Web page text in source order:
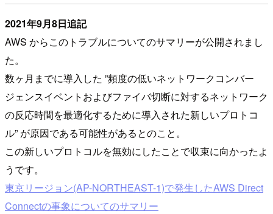
2021年9月8日追記
AWS からこのトラブルについてのサマリーが公開されまし
た。
数ヶ月までに導入した ”頻度の低いネットワークコンバー
ジェンスイベントおよびファイバ切断に対するネットワーク
の反応時間を最適化するために導入された新しいプロトコ
ル” が原因である可能性があるとのこと。
この新しいプロトコルを無効にしたことで収束に向かったよ
うです。
東京リージョン(AP-NORTHEAST-1)で発生したAWS Direct
Connectの事象についてのサマリー